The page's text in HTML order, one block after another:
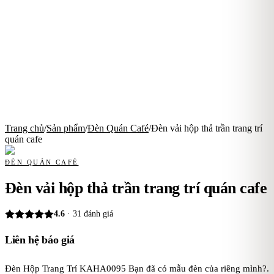
Trang chủ/Sản phẩm/Đèn Quán Café/Đèn vải hộp thả trần trang trí
quán cafe
ĐÈN QUÁN CAFÉ
Đèn vải hộp thả trần trang trí quán cafe
4.6 · 31 đánh giá
Liên hệ báo giá
Đèn Hộp Trang Trí KAHA0095 Bạn đã có mẫu đèn của riêng mình?.